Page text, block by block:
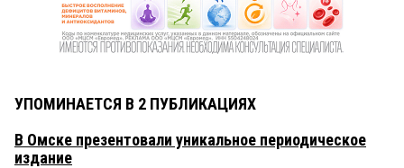
УПОМИНАЕТСЯ В 2 ПУБЛИКАЦИЯХ
В Омске презентовали уникальное периодическое
издание